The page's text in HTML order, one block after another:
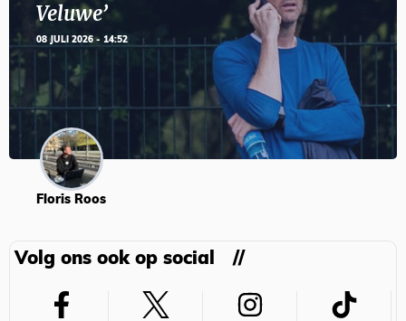
Veluwe’
08 JULI 2026 - 14:52
Floris Roos
Volg ons ook op social